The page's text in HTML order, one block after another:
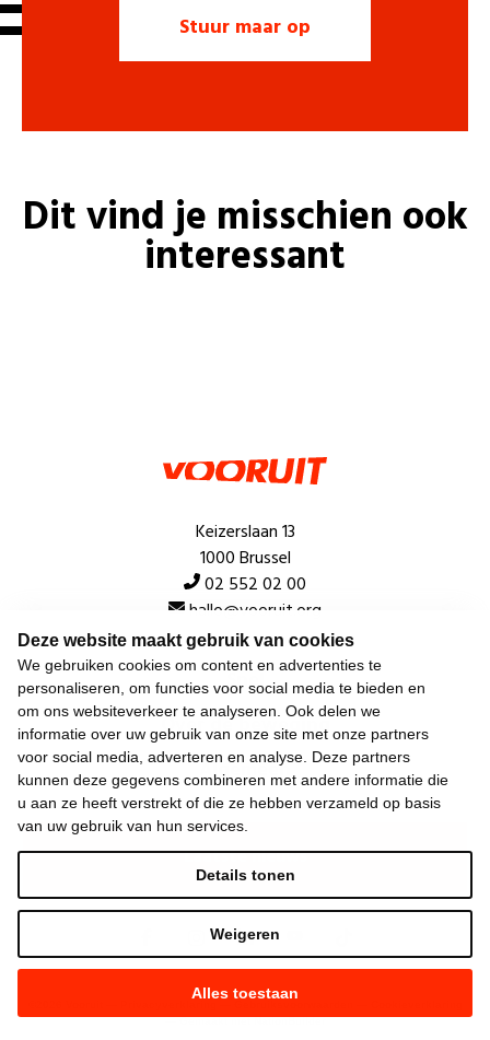
Deze website maakt gebruik van cookies
We gebruiken cookies om content en advertenties te
personaliseren, om functies voor social media te bieden en
om ons websiteverkeer te analyseren. Ook delen we
informatie over uw gebruik van onze site met onze partners
voor social media, adverteren en analyse. Deze partners
kunnen deze gegevens combineren met andere informatie die
u aan ze heeft verstrekt of die ze hebben verzameld op basis
van uw gebruik van hun services.
Alles toestaan
Weigeren
Details tonen
Dit vind je misschien ook
interessant
Keizerslaan 13
1000 Brussel
02 552 02 00
hallo@vooruit.org
Snel
Over de beweging
Algemeen
Laatste nieuws
—Gemaakt met NationBuilder